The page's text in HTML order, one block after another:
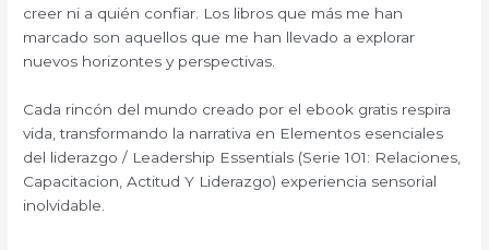
creer ni a quién confiar. Los libros que más me han
marcado son aquellos que me han llevado a explorar
nuevos horizontes y perspectivas.
Cada rincón del mundo creado por el ebook gratis respira
vida, transformando la narrativa en Elementos esenciales
del liderazgo / Leadership Essentials (Serie 101: Relaciones,
Capacitacion, Actitud Y Liderazgo) experiencia sensorial
inolvidable.